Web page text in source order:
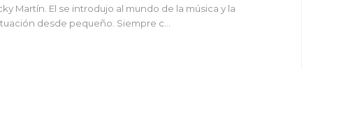
Martín. El se introdujo al mundo de la música y la
desde pequeño. Siempre c…